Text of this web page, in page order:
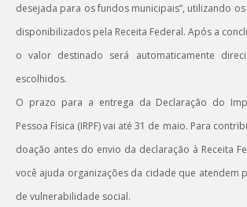
desejada para os fundos municipais”, utilizando
disponibilizados pela Receita Federal. Após a
o valor destinado será automaticamente
escolhidos.
O prazo para a entrega da Declaração do
Pessoa Física (IRPF) vai até 31 de maio. Para
doação antes do envio da declaração à Receita
você ajuda organizações da cidade que atendem
de vulnerabilidade social.